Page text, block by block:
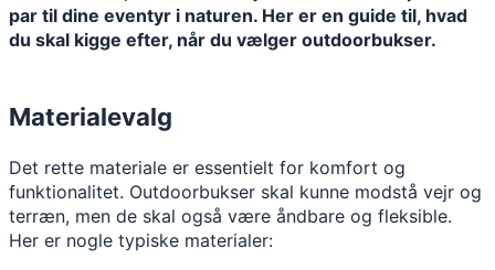
par til dine eventyr i naturen. Her er en guide til, hvad
du skal kigge efter, når du vælger outdoorbukser.
Materialevalg
Det rette materiale er essentielt for komfort og
funktionalitet. Outdoorbukser skal kunne modstå vejr og
terræn, men de skal også være åndbare og fleksible.
Her er nogle typiske materialer: